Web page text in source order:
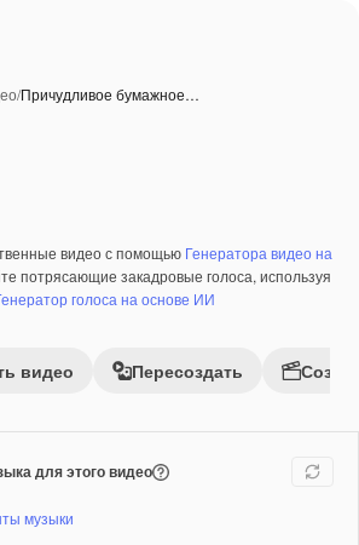
/Причудливое бумажное…
при помощи ИИвидео с помощью Генератора видео на
потрясающие закадровые голоса, используя
голоса на основе ИИ
видео Пересоздать
для этого видео
музыки